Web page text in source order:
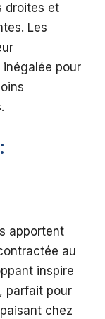
droites et
Les
pour
apportent
au
inspire
parfait pour
chez